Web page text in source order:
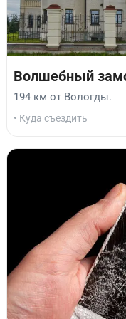
Волшебный
194 км от Вологды.
• Куда съездить